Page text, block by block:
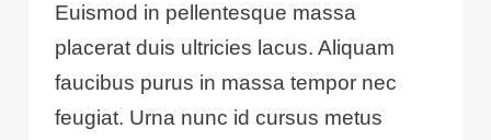
Euismod in pellentesque massa
placerat duis ultricies lacus. Aliquam
faucibus purus in massa tempor nec
feugiat. Urna nunc id cursus metus